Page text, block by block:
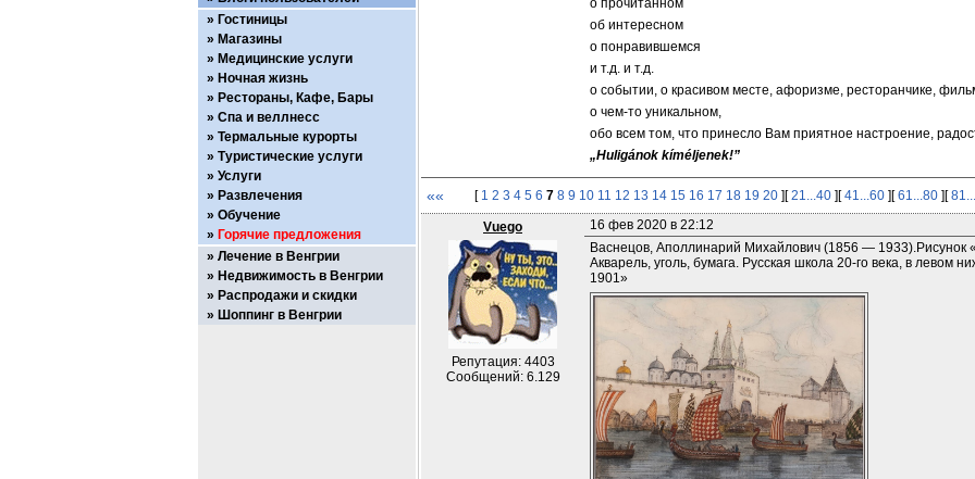
о прочитанном
об интересном
о понравившемся
и т.д. и т.д.
о событии, о красивом месте, афоризме, ресторанчике,
о чем-то уникальном,
обо всем том, что принесло Вам приятное настроение,
„Huligánok kíméljenek!”
«« [ 1 2 3 4 5 6 7 8 9 10 11 12 13 14 15 16 17 18 19 20 ][21...40 ][41...60 ][61...80 ][
Vuego
Репутация: 4403
Сообщений: 6.129
16 фев 2020 в 22:12
Васнецов, Аполлинарий Михайлович (1856 — 1933).Рисунок
Акварель, уголь, бумага. Русская школа 20-го века, в левом
1901»
Гостиницы
Магазины
Медицинские услуги
Ночная жизнь
Рестораны, Кафе, Бары
Спа и веллнесс
Термальные курорты
Туристические услуги
Услуги
Развлечения
Обучение
Горячие предложения
Лечение в Венгрии
Недвижимость в Венгрии
Распродажи и скидки
Шоппинг в Венгрии